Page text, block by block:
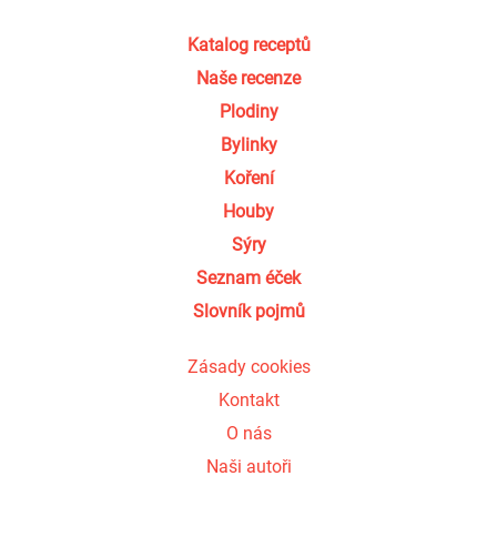
Katalog receptů
Naše recenze
Plodiny
Bylinky
Koření
Houby
Sýry
Seznam éček
Slovník pojmů
Zásady cookies
Kontakt
O nás
Naši autoři